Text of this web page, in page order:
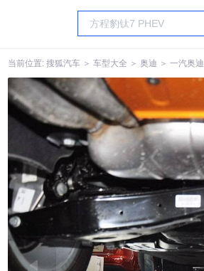
当前位置: 搜狐汽车 ＞ 车型大全 ＞ 奥迪 ＞ 一汽奥迪